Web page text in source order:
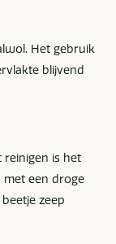
Het gebruik
blijvend
is het
met een droge
zeep